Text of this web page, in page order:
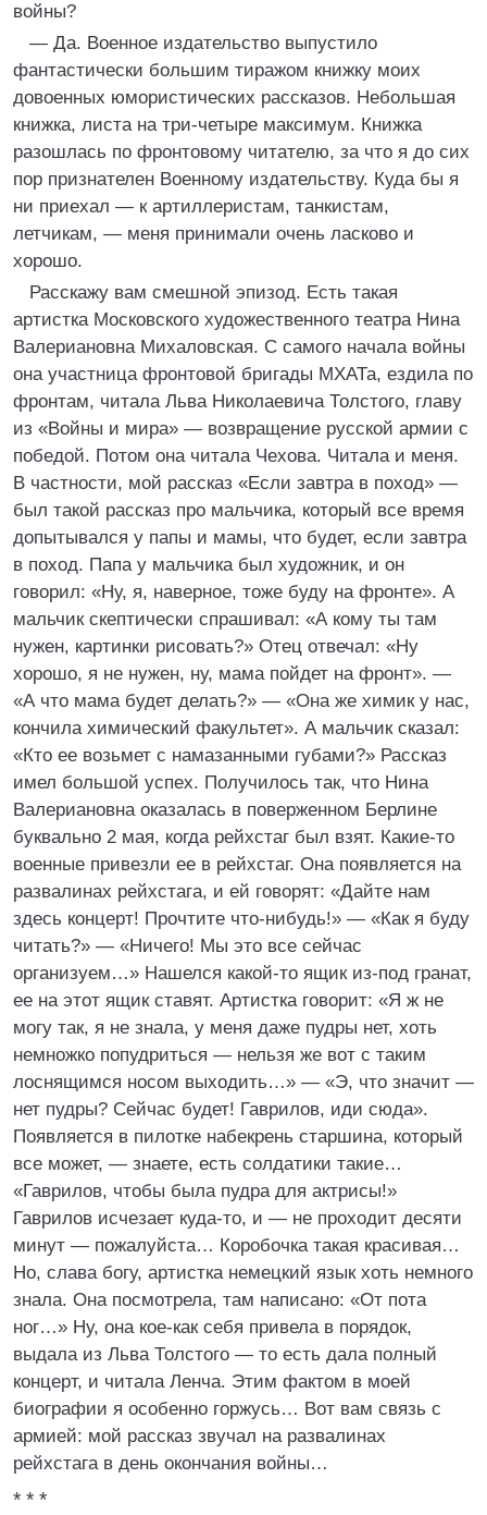
войны?
— Да. Военное издательство выпустило
фантастически большим тиражом книжку моих
довоенных юмористических рассказов. Небольшая
книжка, листа на три-четыре максимум. Книжка
разошлась по фронтовому читателю, за что я до сих
пор признателен Военному издательству. Куда бы я
ни приехал — к артиллеристам, танкистам,
летчикам, — меня принимали очень ласково и
хорошо.
Расскажу вам смешной эпизод. Есть такая
артистка Московского художественного театра Нина
Валериановна Михаловская. С самого начала войны
она участница фронтовой бригады МХАТа, ездила по
фронтам, читала Льва Николаевича Толстого, главу
из «Войны и мира» — возвращение русской армии с
победой. Потом она читала Чехова. Читала и меня.
В частности, мой рассказ «Если завтра в поход» —
был такой рассказ про мальчика, который все время
допытывался у папы и мамы, что будет, если завтра
в поход. Папа у мальчика был художник, и он
говорил: «Ну, я, наверное, тоже буду на фронте». А
мальчик скептически спрашивал: «А кому ты там
нужен, картинки рисовать?» Отец отвечал: «Ну
хорошо, я не нужен, ну, мама пойдет на фронт». —
«А что мама будет делать?» — «Она же химик у нас,
кончила химический факультет». А мальчик сказал:
«Кто ее возьмет с намазанными губами?» Рассказ
имел большой успех. Получилось так, что Нина
Валериановна оказалась в поверженном Берлине
буквально 2 мая, когда рейхстаг был взят. Какие-то
военные привезли ее в рейхстаг. Она появляется на
развалинах рейхстага, и ей говорят: «Дайте нам
здесь концерт! Прочтите что-нибудь!» — «Как я буду
читать?» — «Ничего! Мы это все сейчас
организуем…» Нашелся какой-то ящик из-под гранат,
ее на этот ящик ставят. Артистка говорит: «Я ж не
могу так, я не знала, у меня даже пудры нет, хоть
немножко попудриться — нельзя же вот с таким
лоснящимся носом выходить…» — «Э, что значит —
нет пудры? Сейчас будет! Гаврилов, иди сюда».
Появляется в пилотке набекрень старшина, который
все может, — знаете, есть солдатики такие…
«Гаврилов, чтобы была пудра для актрисы!»
Гаврилов исчезает куда-то, и — не проходит десяти
минут — пожалуйста… Коробочка такая красивая…
Но, слава богу, артистка немецкий язык хоть немного
знала. Она посмотрела, там написано: «От пота
ног…» Ну, она кое-как себя привела в порядок,
выдала из Льва Толстого — то есть дала полный
концерт, и читала Ленча. Этим фактом в моей
биографии я особенно горжусь… Вот вам связь с
армией: мой рассказ звучал на развалинах
рейхстага в день окончания войны…
* * *